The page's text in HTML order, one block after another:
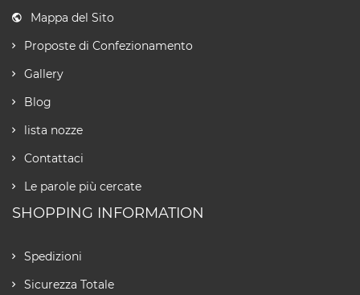
Mappa del Sito
Proposte di Confezionamento
Gallery
Blog
lista nozze
Contattaci
Le parole più cercate
SHOPPING INFORMATION
Spedizioni
Sicurezza Totale